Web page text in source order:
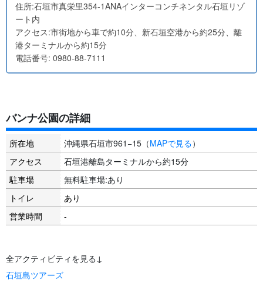
住所:石垣市真栄里354-1ANAインターコンチネンタル石垣リゾ
ート内
アクセス:市街地から車で約10分、新石垣空港から約25分、離
港ターミナルから約15分
電話番号: 0980-88-7111
バンナ公園の詳細
所在地 沖縄県石垣市961−15（MAPで見る）
アクセス
石垣港離島ターミナルから約15分
駐車場
無料駐車場:あり
トイレ
あり
営業時間
-
全アクティビティを見る↓
石垣島ツアーズ